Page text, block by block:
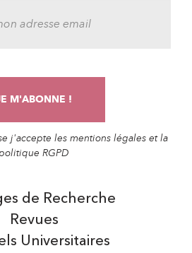
j'accepte les mentions légales et la
RGPD
Universitaires
de Recherche
Revues